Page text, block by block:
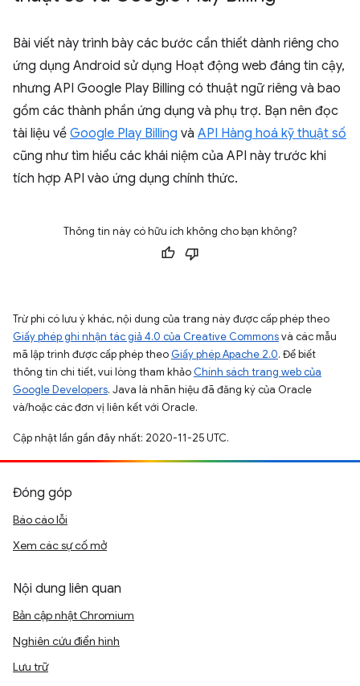
Bài viết này trình bày các bước cần thiết dành riêng cho
ứng dụng Android sử dụng Hoạt động web đáng tin cậy,
nhưng API Google Play Billing có thuật ngữ riêng và bao
gồm các thành phần ứng dụng và phụ trợ. Bạn nên đọc
tài liệu về Google Play Billing và API Hàng hoá kỹ thuật số
cũng như tìm hiểu các khái niệm của API này trước khi
tích hợp API vào ứng dụng chính thức.
Thông tin này có hữu ích không cho bạn không?
Trừ phi có lưu ý khác, nội dung của trang này được cấp phép theo
Giấy phép ghi nhận tác giả 4.0 của Creative Commonsvà các mẫu
mã lập trình được cấp phép theo Giấy phép Apache 2.0. Để biết
thông tin chi tiết, vui lòng tham khảo Chính sách trang web của
Google Developers. Java là nhãn hiệu đã đăng ký của Oracle
và/hoặc các đơn vị liên kết với Oracle.
Cập nhật lần gần đây nhất: 2020-11-25 UTC.
Đóng góp
Báo cáo lỗi
Xem các sự cố mở
Nội dung liên quan
Bản cập nhật Chromium
Nghiên cứu điển hình
Lưu trữ